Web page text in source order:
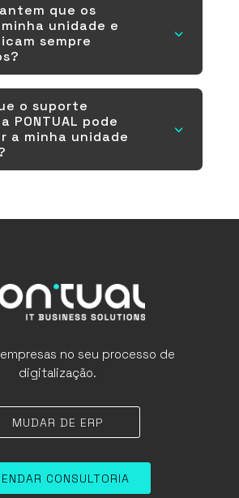
que os
unidade e
sempre
3
o suporte
PONTUAL pode
a minha unidade
3
no seu processo de
digitalização.
MUDAR DE ERP
CONSULTORIA